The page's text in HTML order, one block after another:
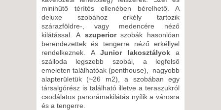
HÉTFŐ -
8 NAP / 7 ÉJSZAKA
2026. SZEPTEMBER 16.,
SZERDA -
6 NAP / 5 ÉJSZAKA
2026. SZEPTEMBER 16.,
SZERDA -
8 NAP / 7 ÉJSZAKA
minihűtő térítés ellenében bérelhető. A
deluxe szobához erkély tartozik
szárazföldre-, vagy medencére néző
kilátással. A szuperiorszobák hasonlóan
berendezettek és tengerre néző erkéllyel
rendelkeznek. A Junior lakosztályoka
szálloda legszebb szobái, a legfelső
emeleten találhatóak (penthouse), nagyobb
alapterületük (~26 m2), a szobában egy
társalgórész is található illetve a teraszukról
csodálatos panorámakilátás nyílik a városra
és a tengerre.